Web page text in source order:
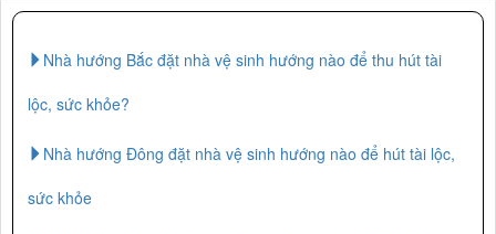
Nhà hướng Bắc đặt nhà vệ sinh hướng nào để thu hút tài
lộc, sức khỏe?
Nhà hướng Đông đặt nhà vệ sinh hướng nào để hút tài lộc,
sức khỏe